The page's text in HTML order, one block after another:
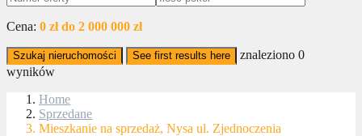
Cena: 0 zł do 2 000 000 zł
Szukaj nieruchomości See first results here znaleziono 0
wyników
Home
Sprzedane
Mieszkanie na sprzedaż, Nysa ul. Zjednoczenia